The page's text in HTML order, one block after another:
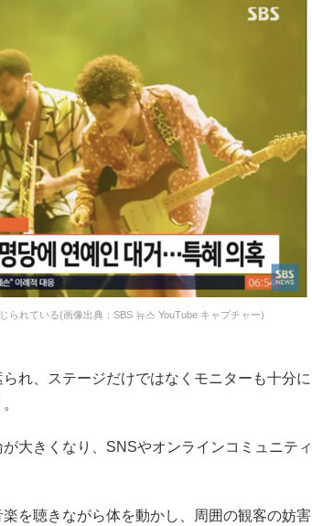
られている(画像出典：SBS 뉴스 YouTube キャプチャー)
れ、ステージだけではなくモニターも十分に
大きくなり、SNSやオンラインコミュニティ
を聴きながら体を動かし、周囲の観客の妨害